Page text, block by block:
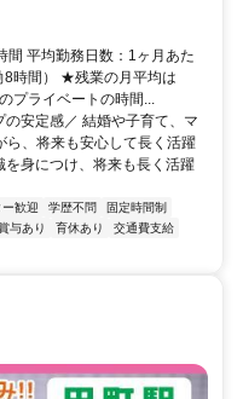
間 平均勤務日数：1ヶ月あた
8時間） ★残業の月平均は
プライベートの時間...
安定感／ 結婚や子育て、マ
、将来も安心して長く活躍
身につけ、将来も長く活躍
歓迎 学歴不問
固定時間制
与あり 育休あり
交通費支給